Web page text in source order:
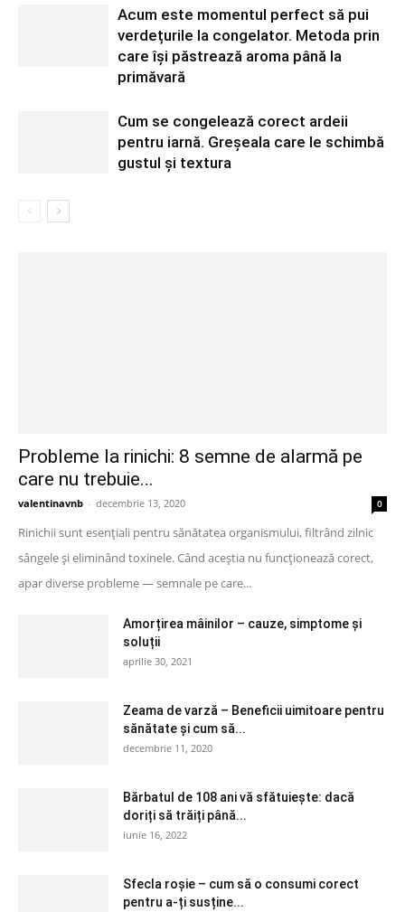
Acum este momentul perfect să pui
verdețurile la congelator. Metoda prin
care își păstrează aroma până la
primăvară
Cum se congelează corect ardeii
pentru iarnă. Greșeala care le schimbă
gustul și textura
Probleme la rinichi: 8 semne de alarmă pe
care nu trebuie...
valentinavnb - decembrie 13, 2020 0
Rinichii sunt esențiali pentru sănătatea organismului, filtrând zilnic
sângele și eliminând toxinele. Când aceștia nu funcționează corect,
apar diverse probleme — semnale pe care...
Amorțirea mâinilor – cauze, simptome și
soluții
aprilie 30, 2021
Zeama de varză – Beneficii uimitoare pentru
sănătate și cum să...
decembrie 11, 2020
Bărbatul de 108 ani vă sfătuiește: dacă
doriți să trăiți până...
iunie 16, 2022
Sfecla roșie – cum să o consumi corect
pentru a-ți susține...